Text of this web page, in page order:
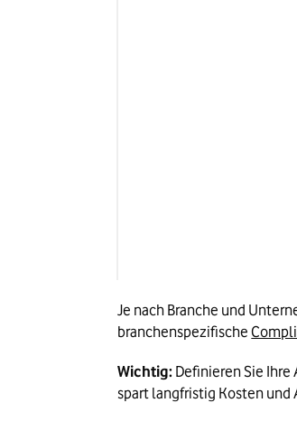
Je nach Branche und
branchenspezifische
Wichtig: Definieren Sie
spart langfristig Kosten und